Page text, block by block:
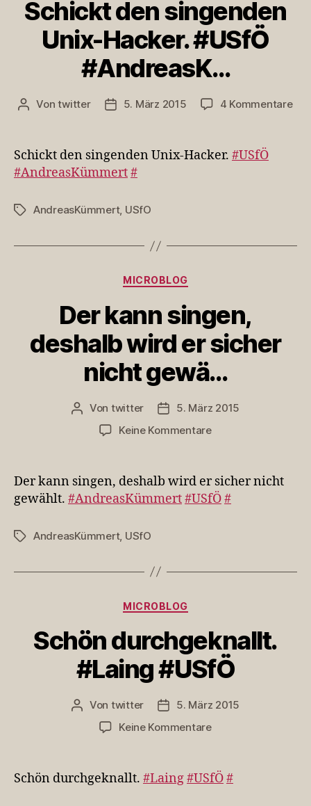
Schickt den singenden
Unix-Hacker. #USfÖ
#AndreasK…
Beitragsautor
Vontwitter Veröffentlichungsdatum
5. März 2015 4 Kommentarezu
Schickt den singenden Unix-Hacker. #USfÖ
#AndreasKümmert#
Schlagwörter
AndreasKümmert, USfO
Kategorien
MICROBLOG
Der kann singen,
deshalb wird er sicher
nicht gewä…
Beitragsautor
Von twitter Veröffentlichungsdatum
5. März 2015
Keine Kommentarezu
singen,
deshalb
wird
Der kann singen, deshalb wird er sicher nicht
gewählt. #AndreasKümmert#USfÖ#
Schlagwörter
AndreasKümmert, USfO
Kategorien
MICROBLOG
Schön durchgeknallt.
#Laing #USfÖ
Beitragsautor
Von twitter Veröffentlichungsdatum
5. März 2015
Keine Kommentarezu
#Laing
#USfÖ
Schön durchgeknallt. #Laing#USfÖ#